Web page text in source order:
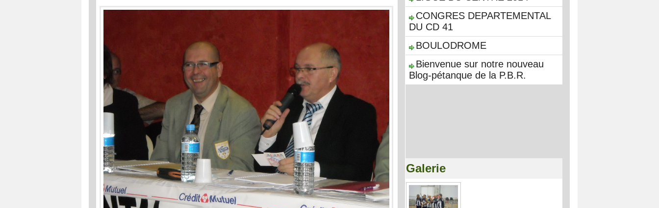
CONGRES DEPARTEMENTAL
DU CD 41
BOULODROME
Bienvenue sur notre nouveau
Blog-pétanque de la P.B.R.
Galerie